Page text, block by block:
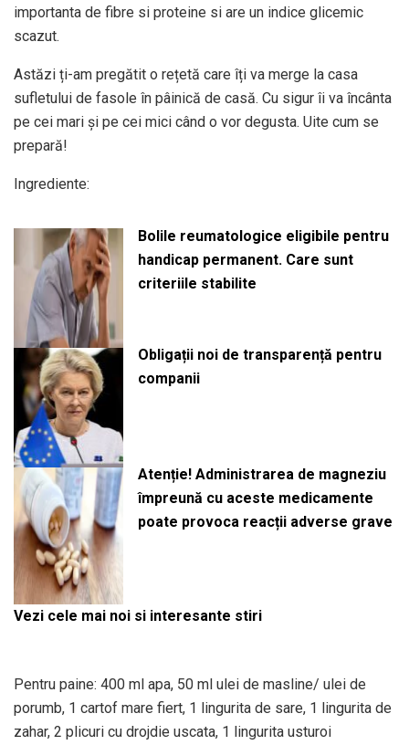
importanta de fibre si proteine si are un indice glicemic
scazut.
Astăzi ți-am pregătit o rețetă care îți va merge la casa
sufletului de fasole în pâinică de casă. Cu sigur îi va încânta
pe cei mari și pe cei mici când o vor degusta. Uite cum se
prepară!
Ingrediente:
Bolile reumatologice eligibile pentru
handicap permanent. Care sunt
criteriile stabilite
Obligații noi de transparență pentru
companii
Atenție! Administrarea de magneziu
împreună cu aceste medicamente
poate provoca reacții adverse grave
Vezi cele mai noi si interesante stiri
Pentru paine: 400 ml apa, 50 ml ulei de masline/ ulei de
porumb, 1 cartof mare fiert, 1 lingurita de sare, 1 lingurita de
zahar, 2 plicuri cu drojdie uscata, 1 lingurita usturoi